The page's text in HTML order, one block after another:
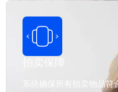
系统确保所有拍卖物品